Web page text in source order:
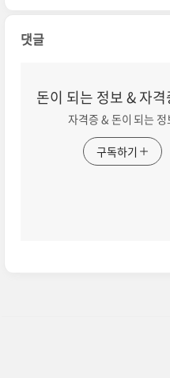
댓글
돈이 되는 정보 & 자
자격증 & 돈이 되는 정
구독하기